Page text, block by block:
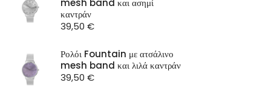
ST Watchmesh band και ασημί
καντράν
39,50 €
Ρολόι Fountain με ατσάλινο
mesh band και λιλά καντράν
39,50 €